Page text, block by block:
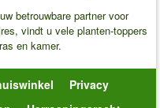
betrouwbare partner voor
vindt u vele planten-toppers
en kamer.
Privacy